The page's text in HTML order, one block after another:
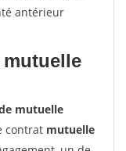
antérieur
mutuelle
contrat mutuelle